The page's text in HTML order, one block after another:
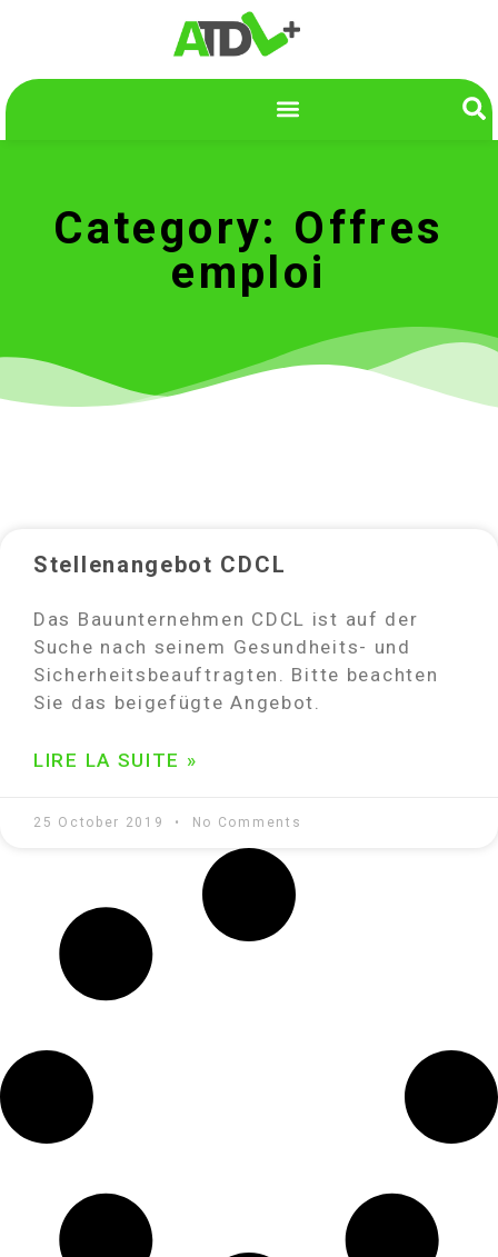
Category: Offres
emploi
Stellenangebot CDCL
Das Bauunternehmen CDCL ist auf der
Suche nach seinem Gesundheits- und
Sicherheitsbeauftragten. Bitte beachten
Sie das beigefügte Angebot.
LIRE LA SUITE »
25 October 2019 No Comments